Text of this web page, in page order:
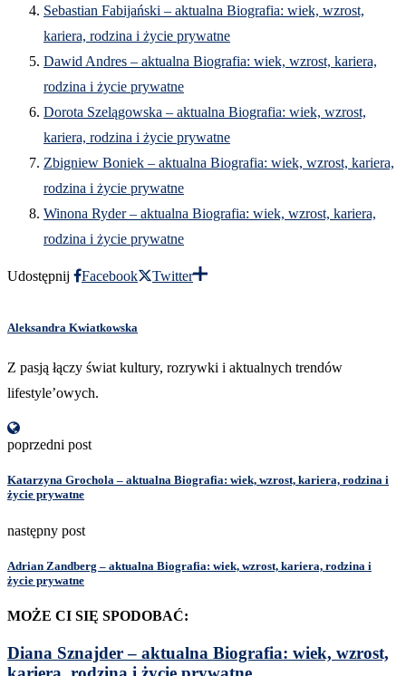
Sebastian Fabijański – aktualna Biografia: wiek, wzrost,
kariera, rodzina i życie prywatne
Dawid Andres – aktualna Biografia: wiek, wzrost, kariera,
rodzina i życie prywatne
Dorota Szelągowska – aktualna Biografia: wiek, wzrost,
kariera, rodzina i życie prywatne
Zbigniew Boniek – aktualna Biografia: wiek, wzrost, kariera,
rodzina i życie prywatne
Winona Ryder – aktualna Biografia: wiek, wzrost, kariera,
rodzina i życie prywatne
Udostępnij Facebook Twitter
Aleksandra Kwiatkowska
Z pasją łączy świat kultury, rozrywki i aktualnych trendów
lifestyle’owych.
poprzedni post
Katarzyna Grochola – aktualna Biografia: wiek, wzrost, kariera, rodzina i
życie prywatne
następny post
Adrian Zandberg – aktualna Biografia: wiek, wzrost, kariera, rodzina i
życie prywatne
MOŻE CI SIĘ SPODOBAĆ:
Diana Sznajder – aktualna Biografia: wiek, wzrost,